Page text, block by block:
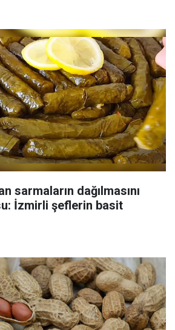
sarmaların dağılmasını
İzmirli şeflerin basit